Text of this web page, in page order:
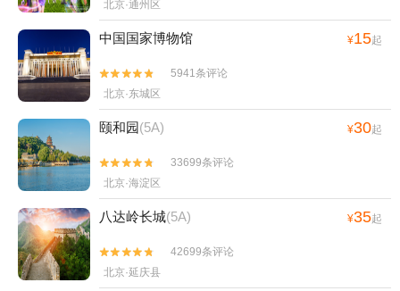
北京·通州区
中国国家博物馆 ¥15起


5941条评论
北京·东城区
颐和园(5A) ¥30起


33699条评论
北京·海淀区
八达岭长城(5A) ¥35起


42699条评论
北京·延庆县